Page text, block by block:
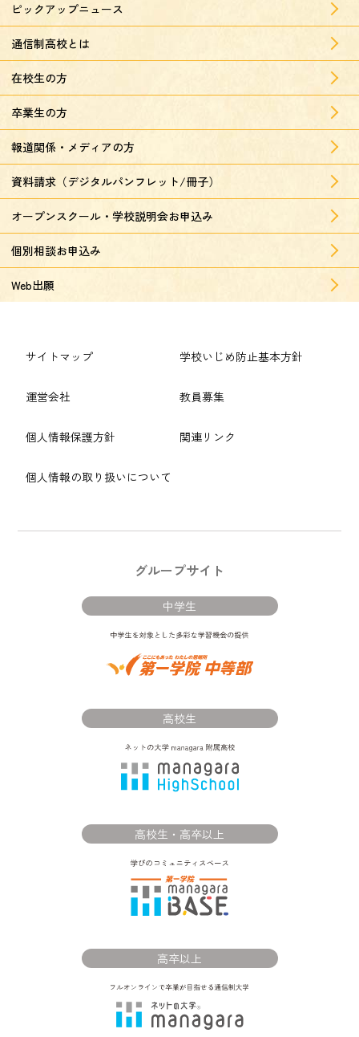
ピックアップニュース
通信制高校とは
在校生の方
卒業生の方
報道関係・メディアの方
資料請求（デジタルパンフレット/冊子）
オープンスクール・学校説明会お申込み
個別相談お申込み
Web出願
サイトマップ
運営会社
個人情報保護方針
個人情報の取り扱いについて
学校いじめ防止基本方針
教員募集
関連リンク
グループサイト
中学生
高校生
高校生・高卒以上
高卒以上